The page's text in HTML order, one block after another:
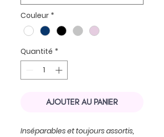
Couleur *
Quantité *
AJOUTER AU PANIER
Inséparables et toujours assortis,